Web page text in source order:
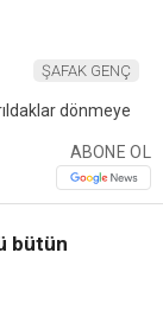
ŞAFAK GENÇ
ABONE OL
bütün